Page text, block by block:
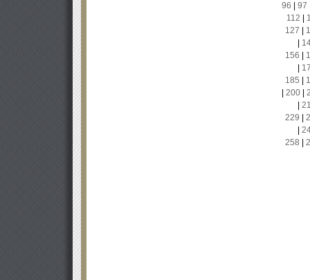
96
97
112
127
156
185
200|
229
258